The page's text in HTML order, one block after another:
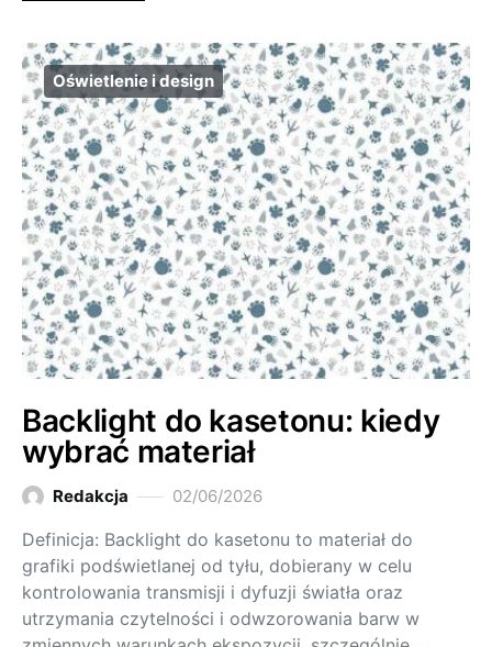
Oświetlenie i design
Backlight do kasetonu: kiedy
wybrać materiał
Redakcja 02/06/2026
Definicja: Backlight do kasetonu to materiał do
grafiki podświetlanej od tyłu, dobierany w celu
kontrolowania transmisji i dyfuzji światła oraz
utrzymania czytelności i odwzorowania barw w